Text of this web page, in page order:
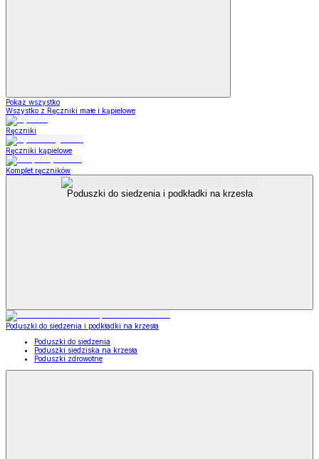
Pokaż wszystko
Wszystko z Ręczniki małe i kąpielowe
Ręczniki
Ręczniki kąpielowe
Komplet ręczników
Poduszki do siedzenia i podkładki na krzesła
Poduszki do siedzenia i podkładki na krzesła
Poduszki do siedzenia
Poduszki siedziska na krzesła
Poduszki zdrowotne